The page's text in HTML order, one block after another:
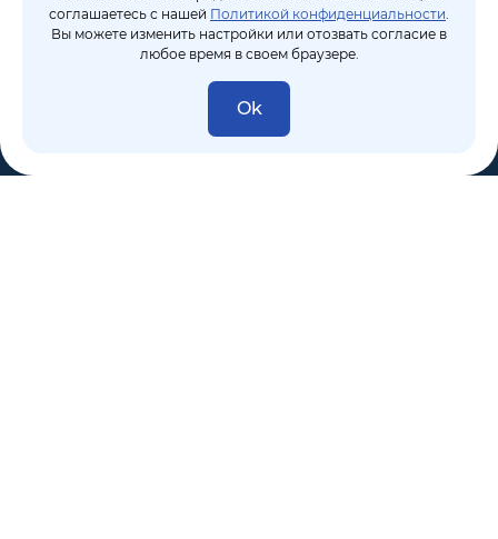
соглашаетесь с нашей Политикой конфиденциальности.
Вы можете изменить настройки или отозвать согласие в
любое время в своем браузере.
Ok